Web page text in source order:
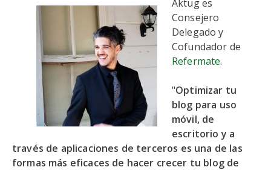
Aktug es
Consejero
Delegado y
Cofundador de
Refermate.
"Optimizar tu
blog para uso
móvil, de
escritorio y a
través de aplicaciones de terceros es una de las
formas más eficaces de hacer crecer tu blog de